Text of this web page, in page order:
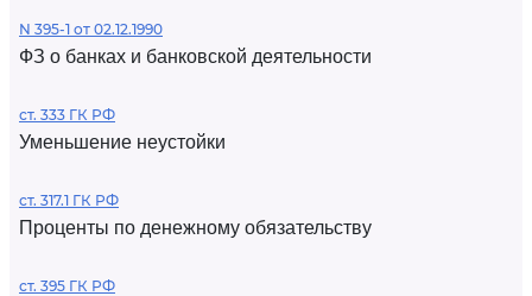
N 395-1 от 02.12.1990
ФЗ о банках и банковской деятельности
ст. 333 ГК РФ
Уменьшение неустойки
ст. 317.1 ГК РФ
Проценты по денежному обязательству
ст. 395 ГК РФ